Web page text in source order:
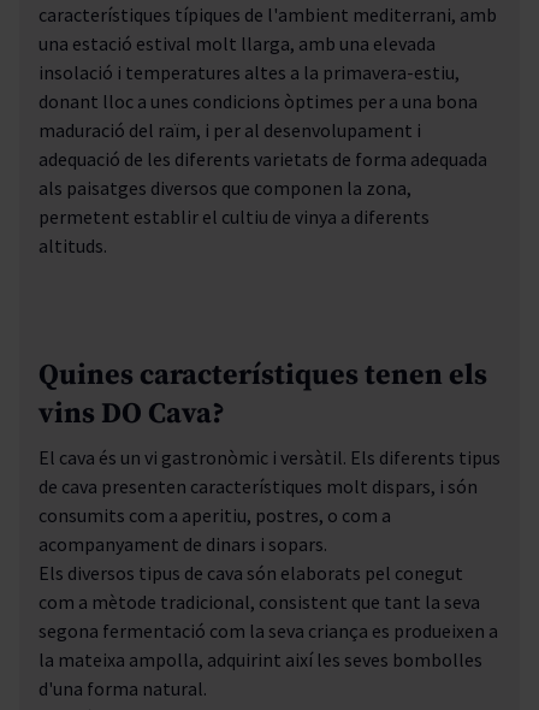
característiques típiques de l'ambient mediterrani, amb
una estació estival molt llarga, amb una elevada
insolació i temperatures altes a la primavera-estiu,
donant lloc a unes condicions òptimes per a una bona
maduració del raïm, i per al desenvolupament i
adequació de les diferents varietats de forma adequada
als paisatges diversos que componen la zona,
permetent establir el cultiu de vinya a diferents
altituds.
Quines característiques tenen els
vins DO Cava?
El cava és un vi gastronòmic i versàtil. Els diferents tipus
de cava presenten característiques molt dispars, i són
consumits com a aperitiu, postres, o com a
acompanyament de dinars i sopars.
Els diversos tipus de cava són elaborats pel conegut
com a mètode tradicional, consistent que tant la seva
segona fermentació com la seva criança es produeixen a
la mateixa ampolla, adquirint així les seves bombolles
d'una forma natural.